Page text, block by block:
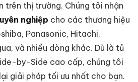
trên thị trường. Chúng tôi nhận
nghiệp cho các thương hiệu
Panasonic, Hitachi,
và nhiều dòng khác. Dù là tủ
by-Side cao cấp, chúng tôi
giải pháp tối ưu nhất cho bạn.